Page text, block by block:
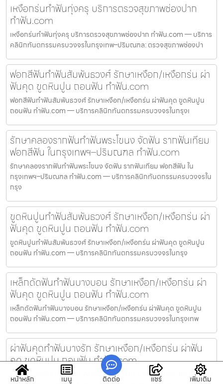
เหงือกร่นทำฟันทุ่งครุ บริการตรวจสุขภาพช่องปาก
ทำฟัน.com
เหงือกร่นทำฟันทุ่งครุ บริการตรวจสุขภาพช่องปาก ทำฟัน.com — บริการ
คลินิกทันตกรรมครบวงจรในกรุงเทพ–ปริมณฑล: ตรวจสุขภาพช่องปา
ฟอกสีฟันทำฟันสัมพันธวงศ์ รักษาเหงือก/เหงือกร่น ผ่า
ฟันคุด ขูดหินปูน ถอนฟัน ทำฟัน.com
ฟอกสีฟันทำฟันสัมพันธวงศ์ รักษาเหงือก/เหงือกร่น ผ่าฟันคุด ขูดหินปูน
ถอนฟัน ทำฟัน.com — บริการคลินิกทันตกรรมครบวงจรในกรุงเ
รักษาคลองรากฟันทำฟันพระโขนง จัดฟัน รากฟันเทียม
ฟอกสีฟัน ในกรุงเทพฯ–ปริมณฑล ทำฟัน.com
รักษาคลองรากฟันทำฟันพระโขนง จัดฟัน รากฟันเทียม ฟอกสีฟัน ใน
กรุงเทพฯ–ปริมณฑล ทำฟัน.com — บริการคลินิกทันตกรรมครบวงจรใน
กรุง
ขูดหินปูนทำฟันสัมพันธวงศ์ รักษาเหงือก/เหงือกร่น ผ่า
ฟันคุด ขูดหินปูน ถอนฟัน ทำฟัน.com
ขูดหินปูนทำฟันสัมพันธวงศ์ รักษาเหงือก/เหงือกร่น ผ่าฟันคุด ขูดหินปูน
ถอนฟัน ทำฟัน.com — บริการคลินิกทันตกรรมครบวงจรในกรุง
เหล็กดัดฟันทำฟันบางบอน รักษาเหงือก/เหงือกร่น ผ่า
ฟันคุด ขูดหินปูน ถอนฟัน ทำฟัน.com
เหล็กดัดฟันทำฟันบางบอน รักษาเหงือก/เหงือกร่น ผ่าฟันคุด ขูดหินปูน
ถอนฟัน ทำฟัน.com — บริการคลินิกทันตกรรมครบวงจรในกรุงเทพ
ผ่าฟันคุดทำฟันบางรัก รักษาเหงือก/เหงือกร่น ผ่าฟัน
คุด ขูดหินปูน ถอนฟัน ทำฟัน.com
ผ่าฟันคุดทำฟันบางรัก รักษาเหงือก/เหงือกร่น ผ่าฟันคุด ขูดหินปูน ถอนฟัน
หน้าหลัก เมนู ติดต่อ แชร์ เพิ่มเติม